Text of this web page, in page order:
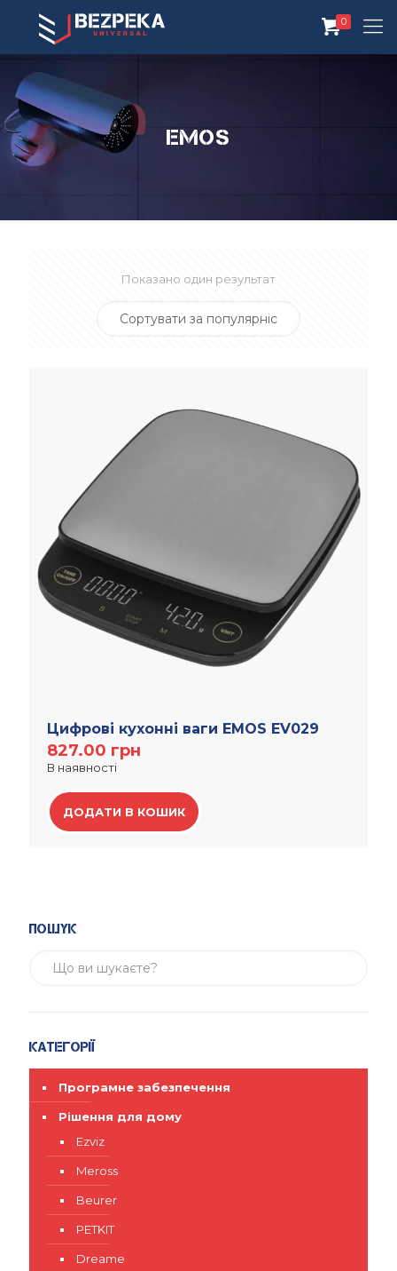
0
Emos
Показано один результат
Цифрові кухонні ваги EMOS EV029
827.00 грн
В наявності
ДОДАТИ В КОШИК
Пошук
Категорії
Програмне забезпечення
Рішення для дому
Ezviz
Meross
Beurer
PETKIT
Dreame